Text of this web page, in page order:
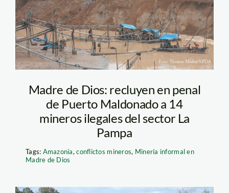
Madre de Dios: recluyen en penal
de Puerto Maldonado a 14
mineros ilegales del sector La
Pampa
Tags: Amazonía,conflictos mineros, Minería informal en
Madre de Dios